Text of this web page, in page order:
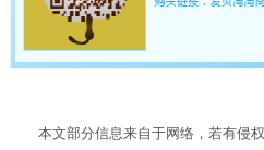
本文部分信息来自于网络，若有侵